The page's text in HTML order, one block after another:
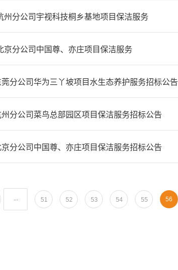
州分公司宇视科技桐乡基地项目保洁服务
京分公司中国尊、亦庄项目保洁服务
分公司华为三丫坡项目水生态养护服务招标公告
分公司菜鸟总部园区项目保洁服务招标公告
分公司中国尊、亦庄项目保洁服务招标公告
... 51 52 53 54 55 56